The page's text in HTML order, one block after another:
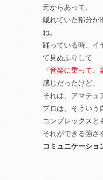
元からあって、
隠れていた部分が
ね。
踊っている時、イ
て見ぬふりして
『音楽に乗って、
感じだったけど、
それは、アマチュ
プロは、そういう
コンプレックスと
それができる強さ
コミュニケーショ